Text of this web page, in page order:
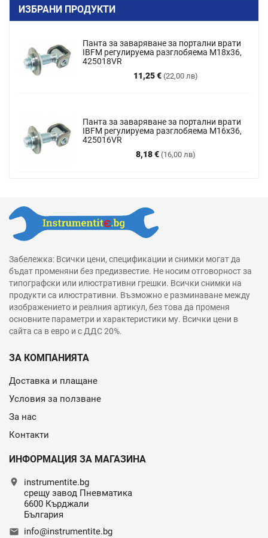
ИЗБРАНИ ПРОДУКТИ
Панта за заваряване за портални врати
IBFM регулируема разглобяема M18x36,
425018VR
11,25 € (22,00 лв)
Цена
Панта за заваряване за портални врати
IBFM регулируема разглобяема М16х36,
425016VR
8,18 € (16,00 лв)
Цена
Забележка: Всички цени, спецификации и снимки могат да
бъдат променяни без предизвестие. Не носим отговорност за
типографски или илюстративни грешки. Всички снимки на
продукти са илюстративни. Възможно е разминаване между
изображението и реалния артикул, без това да променя
основните параметри и характеристики му. Всички цени в
сайта са в евро и с ДДС 20%.
ЗА КОМПАНИЯТА
Доставка и плащане
Условия за ползване
За нас
Контакти
ИНФОРМАЦИЯ ЗА МАГАЗИНА
location_on
instrumentite.bg
срещу завод Пневматика
6600 Кърджали
България
email info@instrumentite.bg